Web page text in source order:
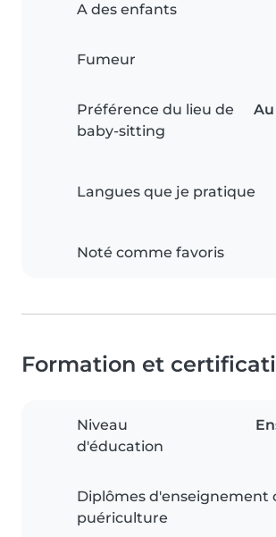
A des enfants
Fumeur
Préférence du lieu de
baby-sitting
Langues que je pratique
Noté comme favoris
Formation et
Niveau
d'éducation
Diplômes d'enseignement
puériculture